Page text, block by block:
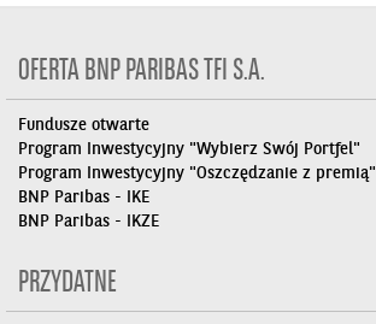
OFERTA BNP PARIBAS TFI S.A.
Fundusze otwarte
Program Inwestycyjny "Wybierz Swój Portfel"
Program Inwestycyjny "Oszczędzanie z premią"
BNP Paribas - IKE
BNP Paribas - IKZE
PRZYDATNE